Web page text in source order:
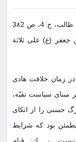
1- ابن شهرآشوب مازندرانى در مناقب آل ابى طالب، ج 4، ص 3٨2
(ع) على ثلاثة
فخّ در سال 16٩ه. ق و در زمان خلافت هادى
كه بر مبناى سياست تقيّه،
حسنى را از اتكاى
بود كه شرايط